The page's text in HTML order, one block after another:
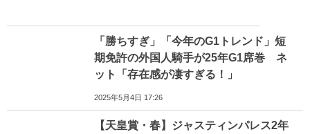
「勝ちすぎ」「今年のG1トレンド」短
期免許の外国人騎手が25年G1席巻 ネ
ット「存在感が凄すぎる！」
2025年5月4日 17:26
【天皇賞・春】ジャスティンパレス2年